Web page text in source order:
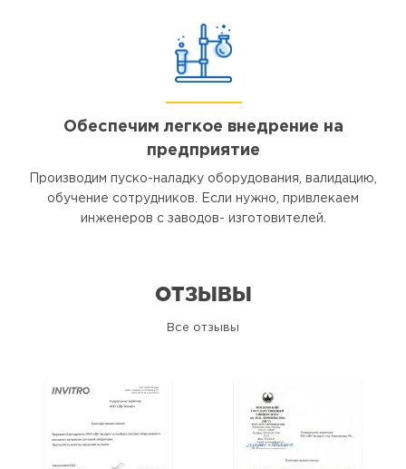
Обеспечим легкое внедрение на
предприятие
Производим пуско-наладку оборудования, валидацию,
обучение сотрудников. Если нужно, привлекаем
инженеров с заводов- изготовителей.
ОТЗЫВЫ
Все отзывы